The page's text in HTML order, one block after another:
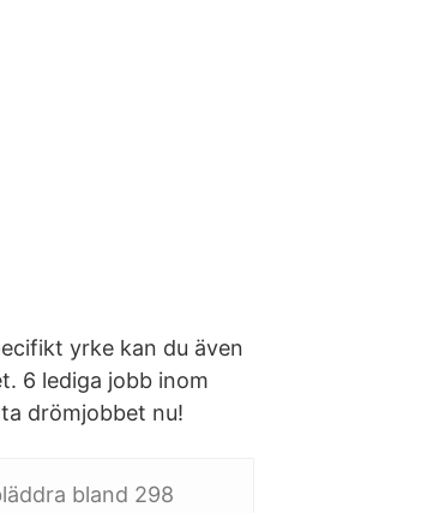
yrke kan du även
6 lediga jobb inom
drömjobbet nu!
bland 298